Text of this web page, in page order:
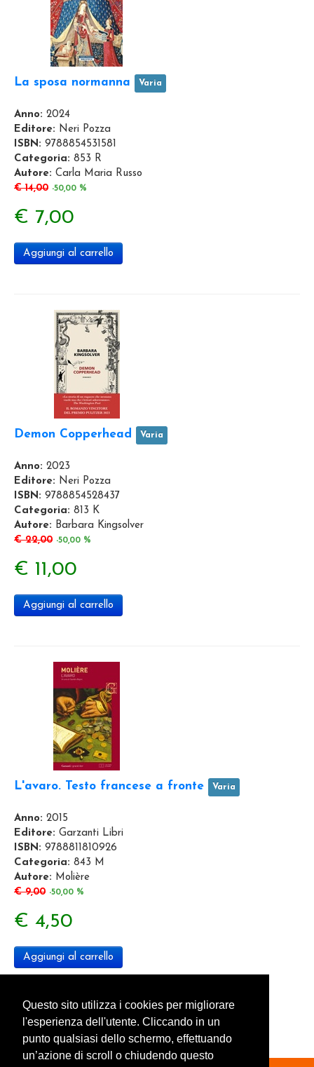
Questo sito utilizza i cookies per migliorare
l'esperienza dell'utente. Cliccando in un
punto qualsiasi dello schermo, effettuando
un’azione di scroll o chiudendo questo
La sposa normanna Varia
Anno: 2024
Editore: Neri Pozza
ISBN: 9788854531581
Categoria: 853 R
Autore: Carla Maria Russo
€ 14,00 -50,00 %
€ 7,00
Aggiungi al carrello
Demon Copperhead Varia
Anno: 2023
Editore: Neri Pozza
ISBN: 9788854528437
Categoria: 813 K
Autore: Barbara Kingsolver
€ 22,00 -50,00 %
€ 11,00
Aggiungi al carrello
L'avaro. Testo francese a fronte Varia
Anno: 2015
Editore: Garzanti Libri
ISBN: 9788811810926
Categoria: 843 M
Autore: Molière
€ 9,00 -50,00 %
€ 4,50
Aggiungi al carrello
« 1 2 3 4 5 6 »